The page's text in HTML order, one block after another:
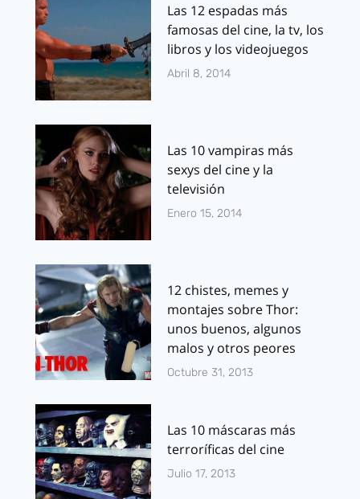
Las 12 espadas más
famosas del cine, la tv, los
libros y los videojuegos
Abril 8, 2014
Las 10 vampiras más
sexys del cine y la
televisión
Enero 15, 2014
12 chistes, memes y
montajes sobre Thor:
unos buenos, algunos
malos y otros peores
Octubre 31, 2013
Las 10 máscaras más
terroríficas del cine
Julio 17, 2013